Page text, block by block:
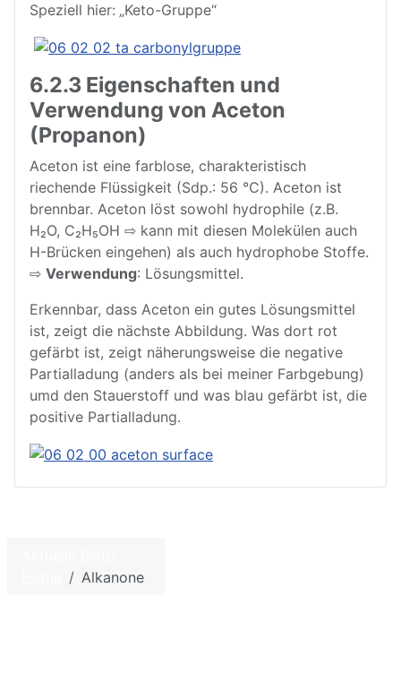
Speziell hier: „Keto-Gruppe“
6.2.3 Eigenschaften und
Verwendung von Aceton
(Propanon)
Aceton ist eine farblose, charakteristisch
riechende Flüssigkeit (Sdp.: 56 °C). Aceton ist
brennbar. Aceton löst sowohl hydrophile (z.B.
H₂O, C₂H₅OH ⇨ kann mit diesen Molekülen auch
H-Brücken eingehen) als auch hydrophobe Stoffe.
⇨ Verwendung: Lösungsmittel.
Erkennbar, dass Aceton ein gutes Lösungsmittel
ist, zeigt die nächste Abbildung. Was dort rot
gefärbt ist, zeigt näherungsweise die negative
Partialladung (anders als bei meiner Farbgebung)
umd den Stauerstoff und was blau gefärbt ist, die
positive Partialladung.
Alkanone